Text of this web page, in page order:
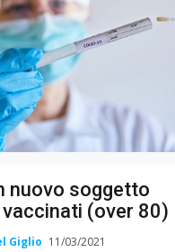
nuovo soggetto
(over 80)
Giglio 11/03/2021